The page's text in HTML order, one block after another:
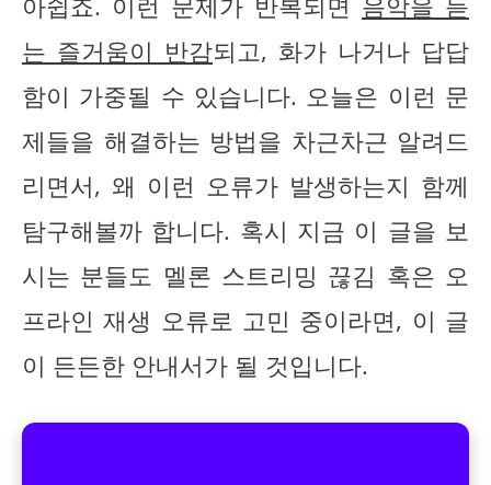
는 즐거움이 반감되고, 화가 나거나 답답
함이 가중될 수 있습니다. 오늘은 이런 문
제들을 해결하는 방법을 차근차근 알려드
리면서, 왜 이런 오류가 발생하는지 함께
탐구해볼까 합니다. 혹시 지금 이 글을 보
시는 분들도 멜론 스트리밍 끊김 혹은 오
프라인 재생 오류로 고민 중이라면, 이 글
이 든든한 안내서가 될 것입니다.